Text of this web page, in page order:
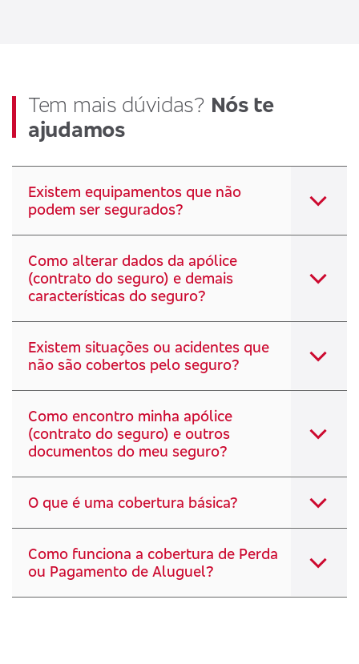
Tem mais dúvidas? Nós te
ajudamos
Existem equipamentos que não
podem ser segurados?
Como alterar dados da apólice
(contrato do seguro) e demais
características do seguro?
Existem situações ou acidentes que
não são cobertos pelo seguro?
Como encontro minha apólice
(contrato do seguro) e outros
documentos do meu seguro?
O que é uma cobertura básica?
Como funciona a cobertura de Perda
ou Pagamento de Aluguel?